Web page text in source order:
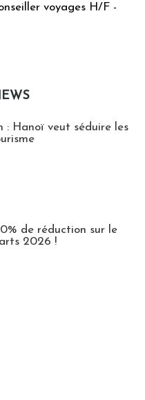
voyages H/F -
: Hanoï veut séduire les
de réduction sur le
2026 !